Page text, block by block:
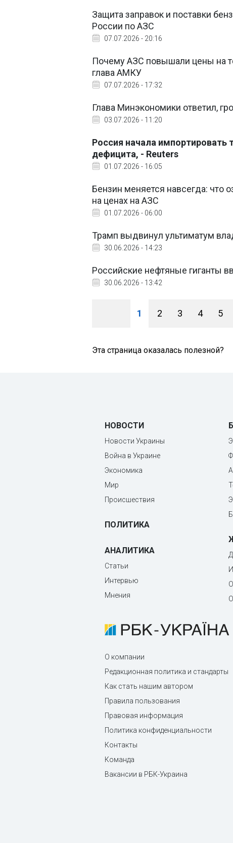
Защита заправок и поставки
России по АЗС
07.07.2026 - 20:16
Почему АЗС повышали цены на
глава АМКУ
07.07.2026 - 17:32
Глава Минэкономики ответил,
03.07.2026 - 11:20
Россия начала
дефицита, - Reuters
01.07.2026 - 16:05
Бензин меняется навсегда: что
на ценах на АЗС
01.07.2026 - 06:00
Трамп выдвинул ультиматум
30.06.2026 - 14:23
Российские нефтяные гиганты
30.06.2026 - 13:42
1 2 3 4 5
Эта страница оказалась полезной?
НОВОСТИ
Новости Украины
Война в Украине
Экономика
Мир
Происшествия
ПОЛИТИКА
АНАЛИТИКА
Статьи
Интервью
Мнения
О компании
Редакционная политика и стандарты
Как стать нашим автором
Правила пользования
Правовая информация
Политика конфиденциальности
Контакты
Команда
Вакансии в РБК-Украина